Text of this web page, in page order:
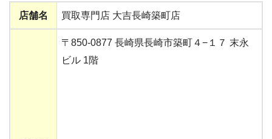
店舗名 買取専門店 大吉長崎築町店
〒850-0877 長崎県長崎市築町４−１７ 末永
ビル 1階